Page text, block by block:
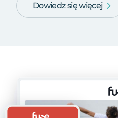
Dowiedz się więcej